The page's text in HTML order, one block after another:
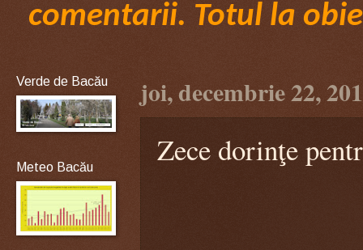
comentarii. Totul la
joi, decembrie 22,
Zece dorinţe
Verde de Bacău
Meteo Bacău